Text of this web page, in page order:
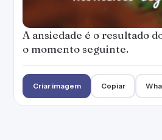
A ansiedade é o resultado
o momento seguinte.
Criar imagem Copiar